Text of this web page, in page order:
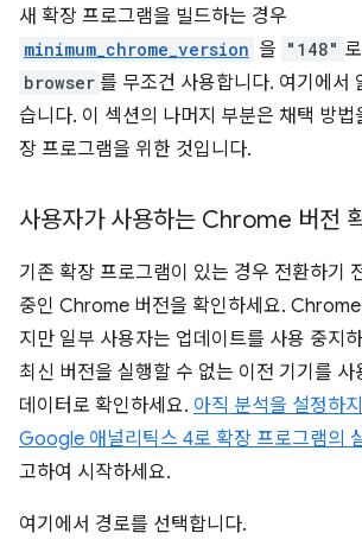
새 확장 프로그램을 빌드하는 경우
minimum_chrome_version 을 "148"
browser 를 무조건 사용합니다. 여기에서
습니다. 이 섹션의 나머지 부분은 채택 방
장 프로그램을 위한 것입니다.
사용자가 사용하는 Chrome 버전
기존 확장 프로그램이 있는 경우 전환하기
중인 Chrome 버전을 확인하세요. Chrome
지만 일부 사용자는 업데이트를 사용 중지
최신 버전을 실행할 수 없는 이전 기기를 사
데이터로 확인하세요. 아직 분석을 설정하
Google 애널리틱스 4로 확장 프로그램의
고하여 시작하세요.
여기에서 경로를 선택합니다.